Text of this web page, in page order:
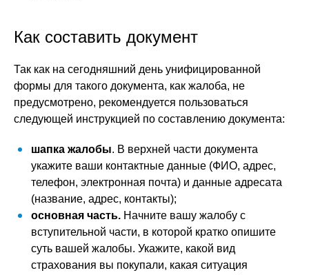
Как составить документ
Так как на сегодняшний день унифицированной
формы для такого документа, как жалоба, не
предусмотрено, рекомендуется пользоваться
следующей инструкцией по составлению документа:
шапка жалобы. В верхней части документа
укажите ваши контактные данные (ФИО, адрес,
телефон, электронная почта) и данные адресата
(название, адрес, контакты);
основная часть. Начните вашу жалобу с
вступительной части, в которой кратко опишите
суть вашей жалобы. Укажите, какой вид
страхования вы покупали, какая ситуация